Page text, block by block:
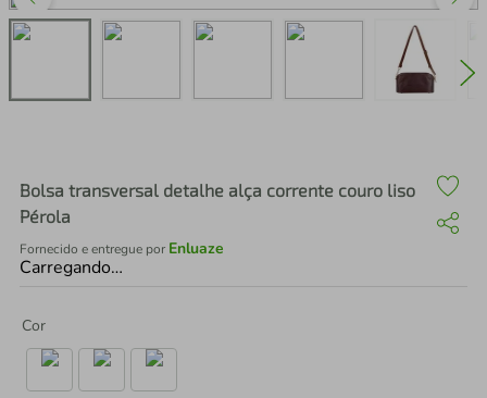
Bolsa transversal detalhe alça corrente couro liso
Pérola
Fornecido e entregue por Enluaze
Carregando…
Cor
perfume